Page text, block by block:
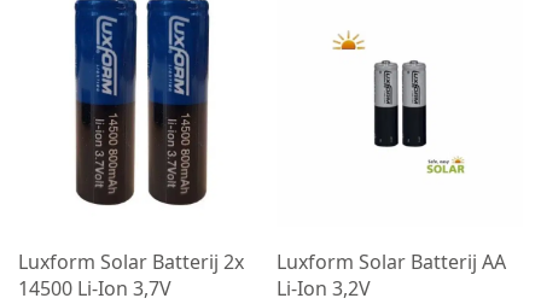
Luxform Solar Batterij 2x
14500 Li-Ion 3,7V
Luxform Solar Batterij AA
Li-Ion 3,2V